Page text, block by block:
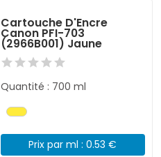
Cartouche D'Encre
Canon PFI-703
(2966B001) Jaune
Quantité : 700 ml
Prix par ml : 0.53 €